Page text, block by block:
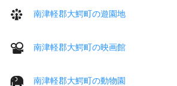
南津軽郡大鰐町の遊園地
南津軽郡大鰐町の映画館
南津軽郡大鰐町の動物園